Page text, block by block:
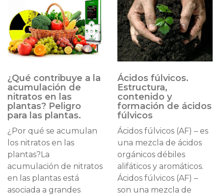
¿Qué contribuye a la
acumulación de
nitratos en las
plantas? Peligro
para las plantas.
¿Por qué se acumulan
los nitratos en las
plantas?La
acumulación de nitratos
en las plantas está
asociada a grandes
Ácidos fúlvicos.
Estructura,
contenido y
formación de ácidos
fúlvicos
Ácidos fúlvicos (AF) – es
una mezcla de ácidos
orgánicos débiles
alifáticos y aromáticos.
Ácidos fúlvicos (AF) –
son una mezcla de